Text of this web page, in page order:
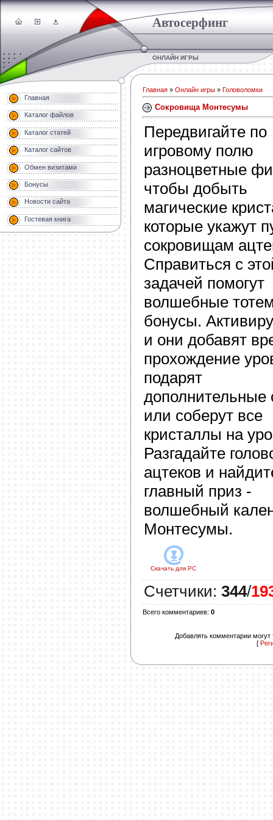
Автосерфинг
ОНЛАЙН ИГРЫ
Главная
Каталог файлов
Каталог статей
Каталог сайтов
Обмен визитами
Бонусы
Новости сайта
Гостевая книга
Главная » Онлайн игры » Головоломки
Сокровища Монтесумы
Передвигайте по
игровому полю
разноцветные
чтобы добыть
магические
которые укажут
сокровищам
Справиться с
задачей помогут
волшебные
бонусы.
и они добавят
прохождение
подарят
дополнительные
или соберут все
кристаллы на
Разгадайте
ацтеков и
главный приз -
волшебный
Монтесумы.
Скачать для PC
Счетчики: 344/
Всего комментариев: 0
Добавлять комментарии могут
[